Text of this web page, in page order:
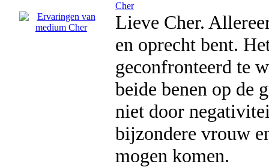
Cher
Lieve Cher.
en oprecht bent.
geconfronteerd te
beide benen op de
niet door
bijzondere vrouw
mogen komen.